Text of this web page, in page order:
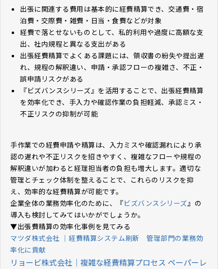
出張に関連する費用は基本的に経費精算でき、交通費・宿
泊費・交際費・雑費・日当・食費などが対象
経費で落とせないものとして、私的利用や過度に高額な支
出、社内規程と異なる支出がある
出張経費精算でよくある課題には、領収書の紛失や提出遅
れ、規程の解釈違い、申請・承認フローの複雑さ、不正・
誤申請リスクがある
『ビズバンスシリーズ』を活用することで、出張経費精算
を効率化でき、手入力や確認作業の負担軽減、承認ミス・
不正リスクの抑制が可能
手作業での経費申請や精算は、入力ミスや確認漏れにより承
認の遅れや不正リスクを招きやすく、複雑なフローや規程の
解釈違いが加わると経理担当者の負担も増大します。適切な
管理とチェック体制を整えることで、これらのリスクを抑
え、効率的な経費精算が可能です。
企業全体の業務効率化のために、『ビズバンスシリーズ』の
導入も検討してみてはいかがでしょうか。
▼出張費精算の効率化事例を見てみる
マツダ株式会社 ｜経費精算システム刷新 管理部門の業務効
率化に貢献
リョービ株式会社｜複雑な経費精算プロセス ペーパーレ